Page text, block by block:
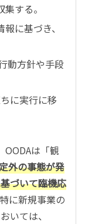
する。
に基づき、
動方針や手段
に実行に移
OODAは「観
外の事態が発
づいて臨機応
に新規事業の
いては、